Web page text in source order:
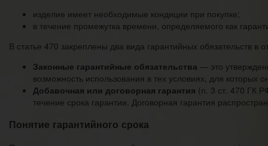
изделие имеет необходимые кондиции при покупке;
в течение промежутка времени, определяемого как
В статье 470 закреплены два вида гарантийных обязательств
Законные гарантийные обязательства — это
возможность использования в тех условиях, для которых
Добавочная или договорная гарантия (п. 3 ст. 470 ГК
течение срока гарантии. Договорная гарантия
Понятие гарантийного срока